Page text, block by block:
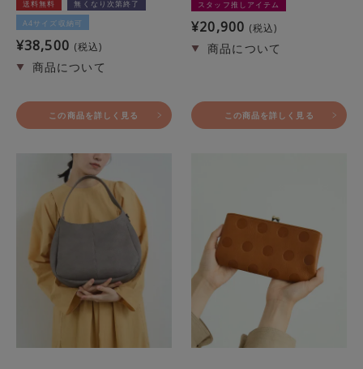
送料無料
無くなり次第終了
A4サイズ収納可
¥38,500 税込
この商品を詳しく見る
スタッフ推しアイテム
¥20,900 税込
この商品を詳しく見る